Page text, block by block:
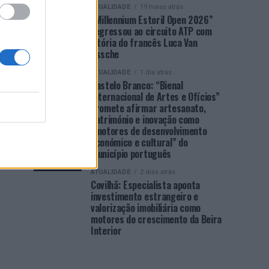
ATUALIDADE 19 horas atrás
“Millennium Estoril Open 2026”
regressou ao circuito ATP com
vitória do francês Luca Van
Assche
ATUALIDADE 1 dia atrás
Castelo Branco: “Bienal
Internacional de Artes e Ofícios”
promete afirmar artesanato,
património e inovação como
“motores de desenvolvimento
económico e cultural” do
município português
ATUALIDADE 2 dias atrás
Covilhã: Especialista aponta
investimento estrangeiro e
valorização imobiliária como
motores do crescimento da Beira
Interior